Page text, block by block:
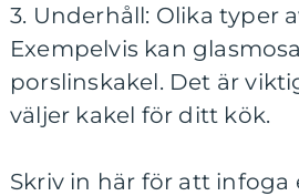
3. Underhåll: Olika typer
Exempelvis kan
porslinskakel. Det är
väljer kakel för ditt kök.
Skriv in här för att infoga